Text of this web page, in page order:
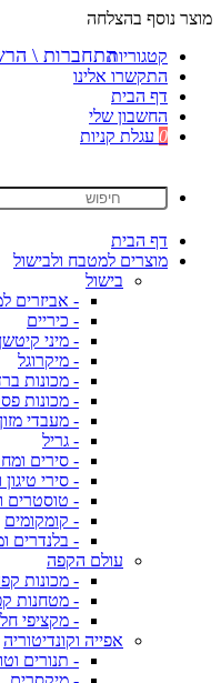
מוצר נוסף בהצלחה
קטגוריות
התקשרו אלינו
דף הבית
החשבון שלי
0 עגלת קניות
דף הבית
מוצרים למטבח ולבישול
בישול
- אביזרים
- כיריים
- מיני
- מיקרוגל
- מכונות
- מכונות
- מעבדי מזון
- גריל
- סירים
- סירי
- טוסטרים
- קומקומים
- בלנדרים
עולם הקפה
- מכונות
- מטחנות
- מקציפי
אפייה וקונדיטוריה
- תנורים
התחברות \